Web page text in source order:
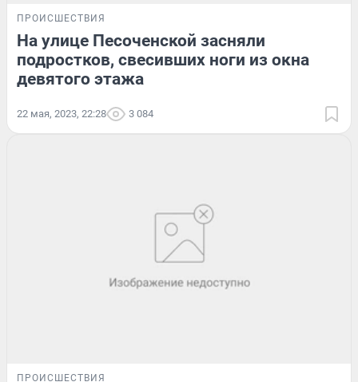
ПРОИСШЕСТВИЯ
На улице Песоченской засняли
подростков, свесивших ноги из окна
девятого этажа
22 мая, 2023, 22:28 3 084
ПРОИСШЕСТВИЯ